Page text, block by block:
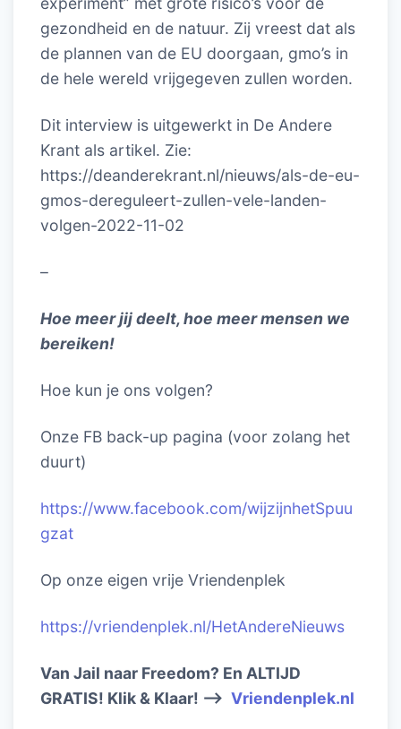
gezondheid en de natuur. Zij vreest dat als
de plannen van de EU doorgaan, gmo’s in
de hele wereld vrijgegeven zullen worden.
Dit interview is uitgewerkt in De Andere
Krant als artikel. Zie:
https://deanderekrant.nl/nieuws/als-de-eu-
gmos-dereguleert-zullen-vele-landen-
volgen-2022-11-02
–
Hoe meer jij deelt, hoe meer mensen we
bereiken!
Hoe kun je ons volgen?
Onze FB back-up pagina (voor zolang het
duurt)
https://www.facebook.com/wijzijnhetSpuu
gzat
Op onze eigen vrije Vriendenplek
https://vriendenplek.nl/HetAndereNieuws
Van Jail naar Freedom? En ALTIJD
GRATIS! Klik & Klaar! –> Vriendenplek.nl